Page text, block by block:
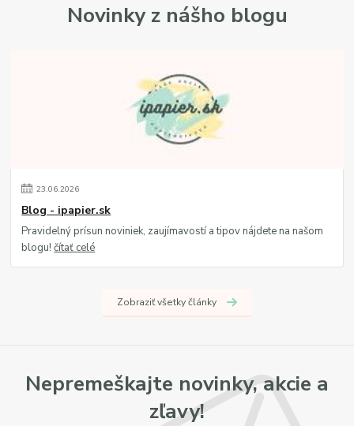
Novinky z nášho blogu
23.06.2026
Blog - ipapier.sk
Pravidelný prísun noviniek, zaujímavostí a tipov nájdete na našom
blogu!čítať celé
Zobraziť všetky články
Nepremeškajte novinky, akcie a
zľavy!